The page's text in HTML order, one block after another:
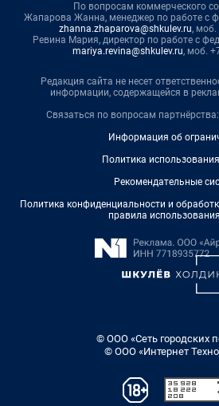
По вопросам коммерческого
Жапарова Жанна, менеджер по работе с
zhanna.zhaparova@shkulev.ru, моб.
Ревина Мария, директор по работе с
mariya.revina@shkulev.ru, моб.
Редакция сайта не несет
информации, содержащейся в
Связаться по вопросам партнёрства:
Информация об
Политика
Рекомендательные
Политика конфиденциальности и
правила
© ООО «Сеть городских
© ООО «Интернет